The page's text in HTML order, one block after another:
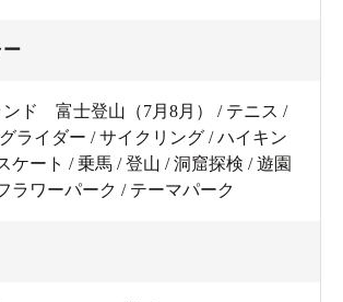
ー
ンド 富士登山（7月8月） / テニス /
ライダー / サイクリング / ハイキン
ケート / 乗馬 / 登山 / 洞窟探検 / 遊園
ラワーパーク / テーマパーク